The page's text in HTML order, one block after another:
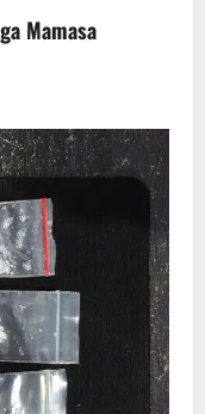
Mamasa